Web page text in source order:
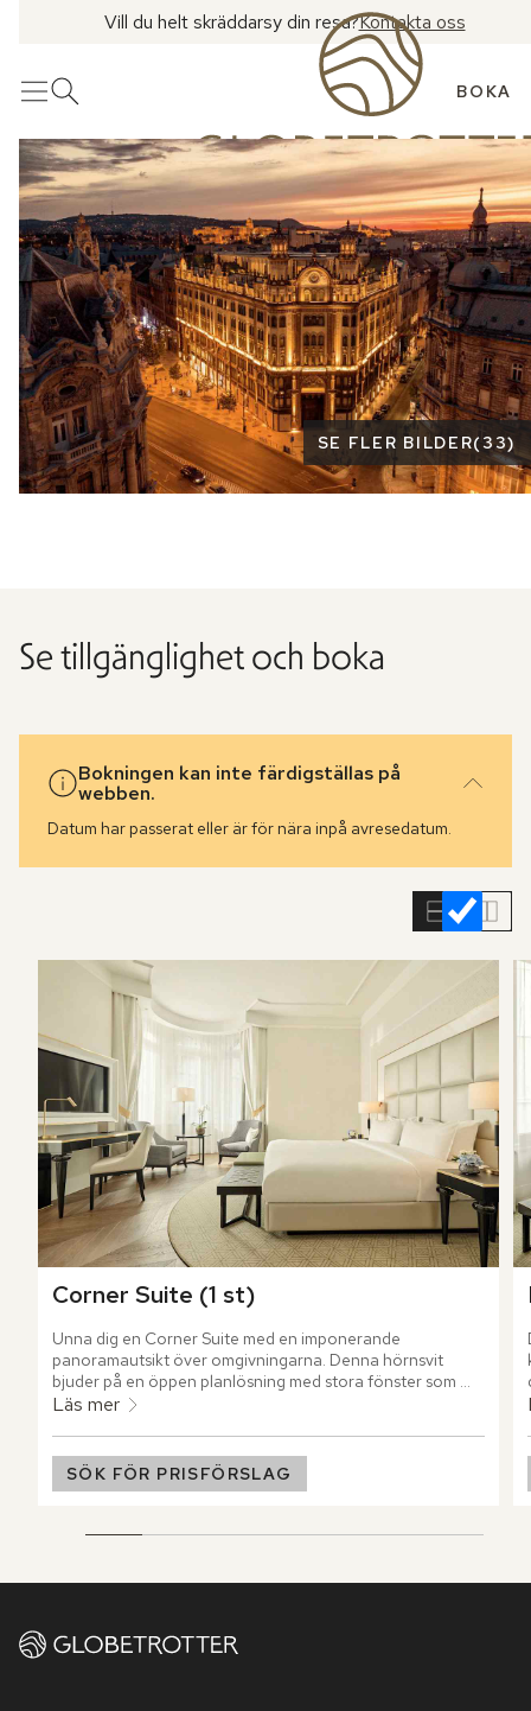
Vill du helt skräddarsy din resa?Kontakta oss
MenyÖppna sök BOKA
Se fler bilder
SE FLER BILDER(33)
Se tillgänglighet och boka
Bokningen kan inte färdigställas på
webben.
Datum har passerat eller är för nära inpå avresedatum.
Hoppa
Corner Suite (1 st)
Unna dig en Corner Suite med en imponerande
panoramautsikt över omgivningarna. Denna hörnsvit
bjuder på en öppen planlösning med stora fönster som
skapar rymd och naturligt ljus.
Läs mer
SÖK FÖR PRISFÖRSLAG